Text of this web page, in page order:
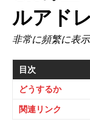
ルアド
非常に頻繁に表
目次
どうするか
関連リンク